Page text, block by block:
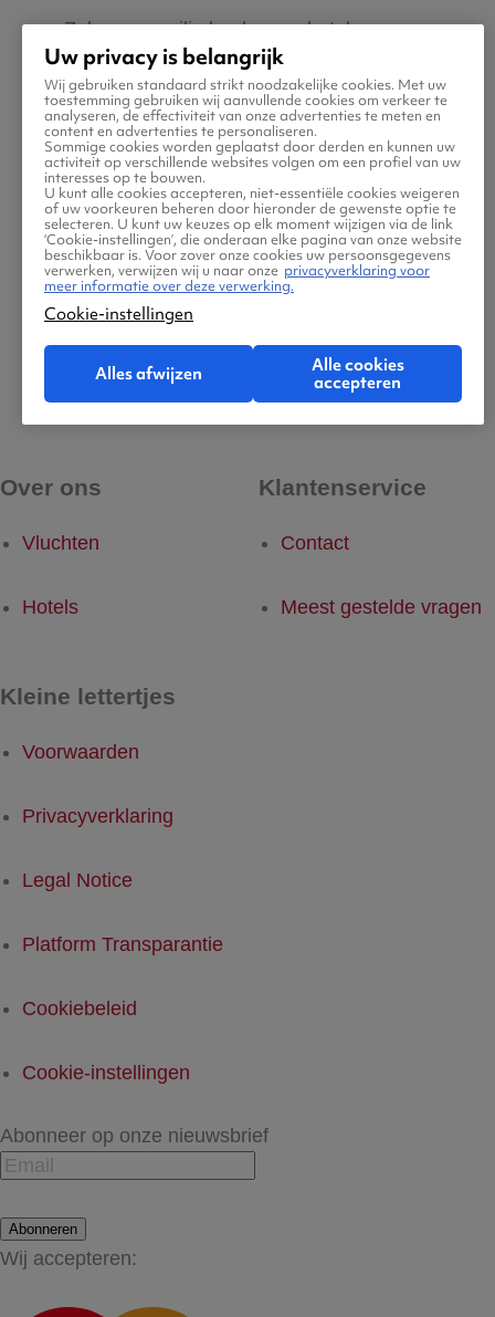
Zeker van veilig boeken en betalen
Boek ook direct een hotel of huurauto via
Vliegtickets.be
Gratis tips, reisadvies en speciale
aanbiedingen voor vliegtickets naar Rasht
Jouw zoektocht naar vliegtickets moet
makkelijk én leuk zijn. Daarom helpen wij jou
maar al te graag met de reis naar Rasht! Ben
jij klaar om jouw tickets te zoeken en boeken?
Over ons
Vluchten
Hotels
Klantenservice
Contact
Meest gestelde vragen
Kleine lettertjes
Voorwaarden
Privacyverklaring
Legal Notice
Platform Transparantie
Cookiebeleid
Cookie-instellingen
Abonneer op onze nieuwsbrief
Abonneren
Wij accepteren:
Uw privacy is belangrijk
Wij gebruiken standaard strikt noodzakelijke cookies. Met uw
toestemming gebruiken wij aanvullende cookies om verkeer te
analyseren, de effectiviteit van onze advertenties te meten en
content en advertenties te personaliseren.
Sommige cookies worden geplaatst door derden en kunnen uw
activiteit op verschillende websites volgen om een profiel van uw
interesses op te bouwen.
U kunt alle cookies accepteren, niet-essentiële cookies weigeren
of uw voorkeuren beheren door hieronder de gewenste optie te
selecteren. U kunt uw keuzes op elk moment wijzigen via de link
‘Cookie-instellingen’, die onderaan elke pagina van onze website
beschikbaar is. Voor zover onze cookies uw persoonsgegevens
verwerken, verwijzen wij u naar onze privacyverklaring voor
meer informatie over deze verwerking.
Cookie-instellingen
Alles afwijzen
Alle cookies
accepteren